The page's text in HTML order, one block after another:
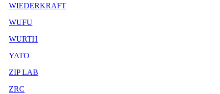
WIEDERKRAFT
WUFU
WURTH
YATO
ZIP LAB
ZRC